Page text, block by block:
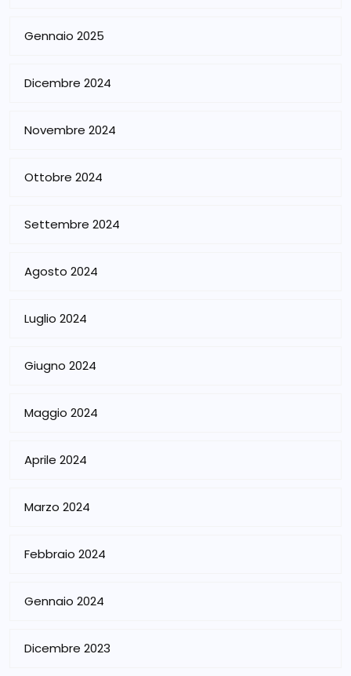
Gennaio 2025
Dicembre 2024
Novembre 2024
Ottobre 2024
Settembre 2024
Agosto 2024
Luglio 2024
Giugno 2024
Maggio 2024
Aprile 2024
Marzo 2024
Febbraio 2024
Gennaio 2024
Dicembre 2023